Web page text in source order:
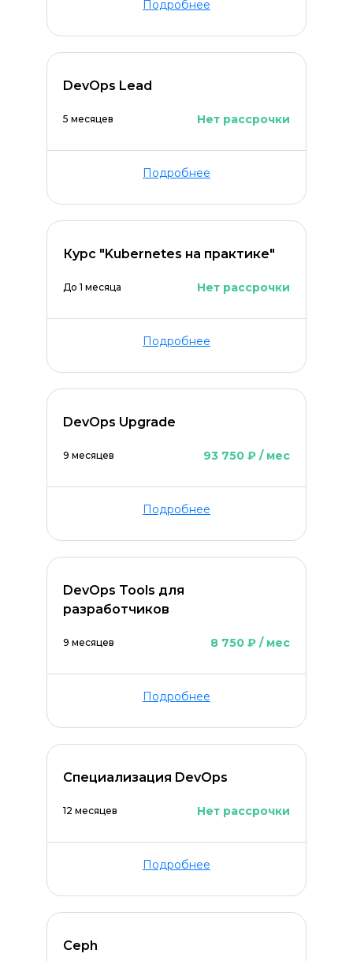
Подробнее
DevOps Lead
5 месяцев Нет рассрочки
Подробнее
Курс "Kubernetes на практике"
До 1 месяца Нет рассрочки
Подробнее
DevOps Upgrade
9 месяцев 93 750 ₽ / мес
Подробнее
DevOps Tools для
разработчиков
9 месяцев 8 750 ₽ / мес
Подробнее
Специализация DevOps
12 месяцев Нет рассрочки
Подробнее
Ceph
Оставить комментарий
ОСТАВИТЬ КОММЕНТАРИЙ